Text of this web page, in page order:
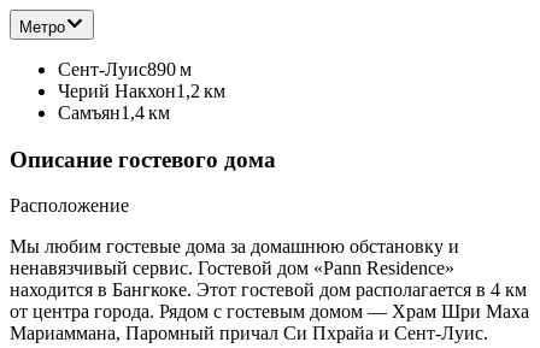
Метро
Сент-Луис890 м
Черий Накхон1,2 км
Самъян1,4 км
Описание гостевого дома
Расположение
Мы любим гостевые дома за домашнюю обстановку и
ненавязчивый сервис. Гостевой дом «Pann Residence»
находится в Бангкоке. Этот гостевой дом располагается в 4 км
от центра города. Рядом с гостевым домом — Храм Шри Маха
Мариаммана, Паромный причал Си Пхрайа и Сент-Луис.